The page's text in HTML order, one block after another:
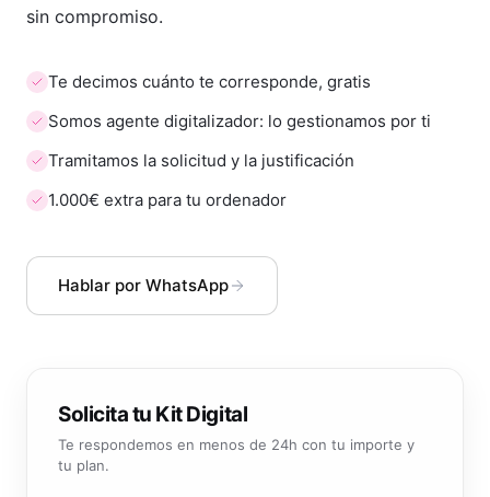
sin compromiso.
Te decimos cuánto te corresponde, gratis
Somos agente digitalizador: lo gestionamos por ti
Tramitamos la solicitud y la justificación
1.000€ extra para tu ordenador
Hablar por WhatsApp
Solicita tu Kit Digital
Te respondemos en menos de 24h con tu importe y
tu plan.